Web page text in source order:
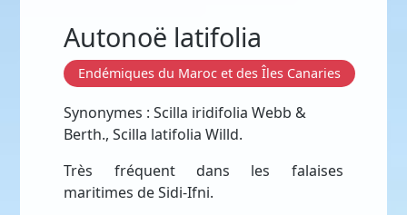
Autonoë latifolia
Endémiques du Maroc et des Îles Canaries
Synonymes : Scilla iridifolia Webb &
Berth., Scilla latifolia Willd.
Très fréquent dans les falaises
maritimes de Sidi-Ifni.